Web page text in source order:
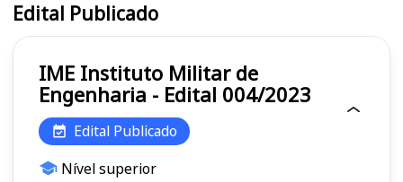
Edital Publicado
IME Instituto Militar de
Engenharia - Edital 004/2023
Edital Publicado
Nível superior